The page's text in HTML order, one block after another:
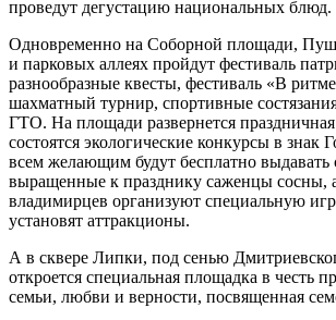
проведут дегустацию национальных блюд.
Одновременно на Соборной площади,
и парковых аллеях пройдут фестиваль
разнообразные квесты, фестиваль «В
шахматный турнир, спортивные
ГТО. На площади развернется праздничная
состоятся экологические конкурсы в знак
всем желающим будут бесплатно выдавать
выращенные к празднику саженцы сосны,
владимирцев организуют специальную
установят аттракционы.
А в сквере Липки, под сенью
откроется специальная площадка в честь
семьи, любви и верности, посвященная